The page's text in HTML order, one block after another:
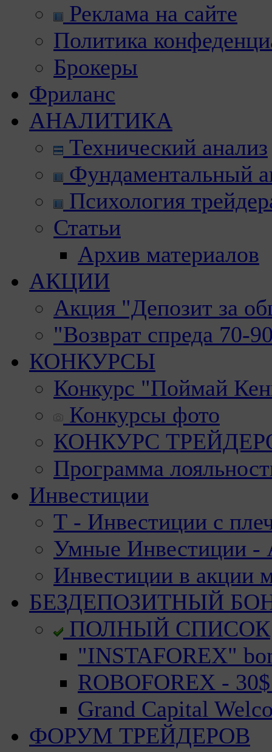
Реклама на сайте
Политика
Брокеры
Фриланс
АНАЛИТИКА
Технический анализ
Фундаментальный
Психология
Статьи
Архив материалов
АКЦИИ
Акция "Депозит за
"Возврат спреда 70-
КОНКУРСЫ
Конкурс "Поймай
Конкурсы фото
КОНКУРС
Программа
Инвестиции
Т - Инвестиции с
Умные Инвестиции -
Инвестиции в акции
БЕЗДЕПОЗИТНЫЙ
ПОЛНЫЙ СПИСОК
"INSTAFOREX"
ROBOFOREX -
Grand Capital
ФОРУМ ТРЕЙДЕРОВ